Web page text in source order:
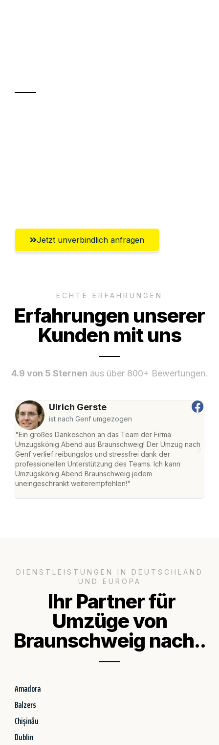
Jetzt unverbindlich anfragen
ECHTE ERFAHRUNGEN
Erfahrungen unserer
Kunden mit uns
4.9 von 5 Sternen aus über 800+ Bewertungen.
Ulrich Gerste
ist nach Genf umgezogen
"Ein großes Dankeschön an das Team der Firma
Umzugskönig Abend aus Braunschweig! Der Umzug nach
Genf verlief reibungslos und stressfrei dank der
professionellen Unterstützung des Teams. Ich kann
Umzugskönig Abend Braunschweig jedem
uneingeschränkt weiterempfehlen!"
DIENSTLEISTUNGEN IN DEUTSCHLAND
UND EUROPA
Ihr Partner für
Umzüge von
Braunschweig nach..
Amadora
Balzers
Chișinău
Dublin